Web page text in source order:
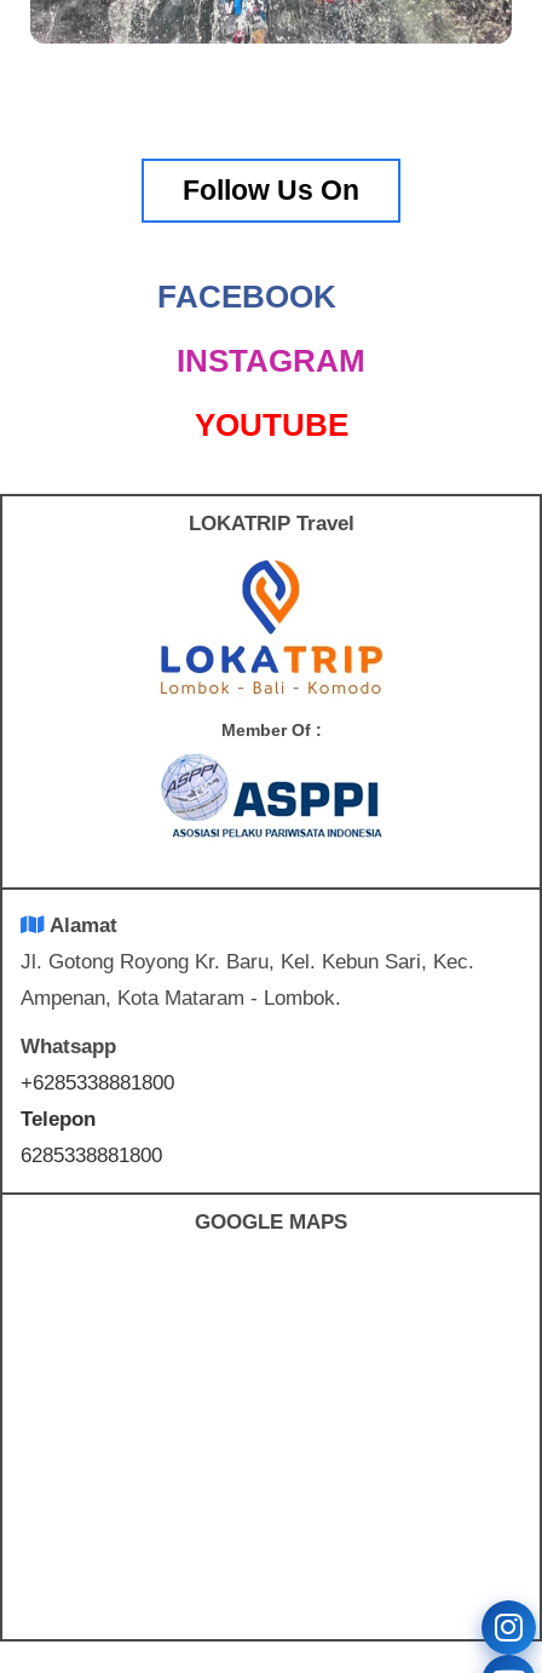
Follow Us On
FACEBOOK
INSTAGRAM
YOUTUBE
LOKATRIP Travel
Member Of :
Alamat
Jl. Gotong Royong Kr. Baru, Kel. Kebun Sari, Kec.
Ampenan, Kota Mataram - Lombok.
Whatsapp
+6285338881800
Telepon
6285338881800
GOOGLE MAPS